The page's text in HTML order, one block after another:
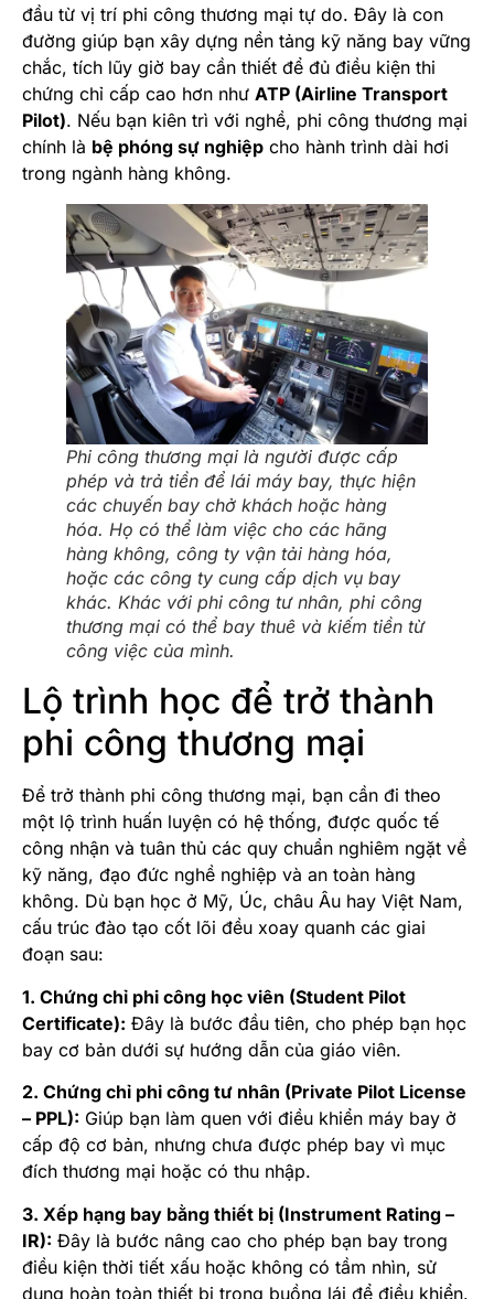
đầu từ vị trí phi công thương mại tự do. Đây là con
đường giúp bạn xây dựng nền tảng kỹ năng bay vững
chắc, tích lũy giờ bay cần thiết để đủ điều kiện thi
chứng chỉ cấp cao hơn như ATP (Airline Transport
Pilot). Nếu bạn kiên trì với nghề, phi công thương mại
chính là bệ phóng sự nghiệp cho hành trình dài hơi
trong ngành hàng không.
Phi công thương mại là người được cấp
phép và trả tiền để lái máy bay, thực hiện
các chuyến bay chở khách hoặc hàng
hóa. Họ có thể làm việc cho các hãng
hàng không, công ty vận tải hàng hóa,
hoặc các công ty cung cấp dịch vụ bay
khác. Khác với phi công tư nhân, phi công
thương mại có thể bay thuê và kiếm tiền từ
công việc của mình.
Lộ trình học để trở thành
phi công thương mại
Để trở thành phi công thương mại, bạn cần đi theo
một lộ trình huấn luyện có hệ thống, được quốc tế
công nhận và tuân thủ các quy chuẩn nghiêm ngặt về
kỹ năng, đạo đức nghề nghiệp và an toàn hàng
không. Dù bạn học ở Mỹ, Úc, châu Âu hay Việt Nam,
cấu trúc đào tạo cốt lõi đều xoay quanh các giai
đoạn sau:
1. Chứng chỉ phi công học viên (Student Pilot
Certificate): Đây là bước đầu tiên, cho phép bạn học
bay cơ bản dưới sự hướng dẫn của giáo viên.
2. Chứng chỉ phi công tư nhân (Private Pilot License
– PPL): Giúp bạn làm quen với điều khiển máy bay ở
cấp độ cơ bản, nhưng chưa được phép bay vì mục
đích thương mại hoặc có thu nhập.
3. Xếp hạng bay bằng thiết bị (Instrument Rating –
IR): Đây là bước nâng cao cho phép bạn bay trong
điều kiện thời tiết xấu hoặc không có tầm nhìn, sử
dụng hoàn toàn thiết bị trong buồng lái để điều khiển.